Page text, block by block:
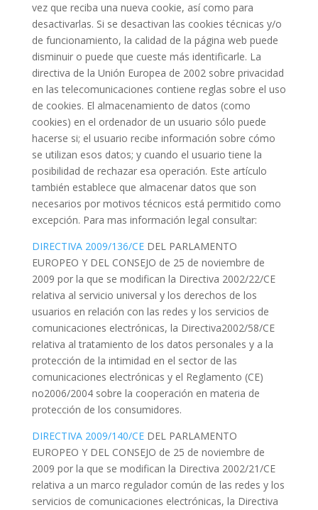
vez que reciba una nueva cookie, así como para
desactivarlas. Si se desactivan las cookies técnicas y/o
de funcionamiento, la calidad de la página web puede
disminuir o puede que cueste más identificarle. La
directiva de la Unión Europea de 2002 sobre privacidad
en las telecomunicaciones contiene reglas sobre el uso
de cookies. El almacenamiento de datos (como
cookies) en el ordenador de un usuario sólo puede
hacerse si; el usuario recibe información sobre cómo
se utilizan esos datos; y cuando el usuario tiene la
posibilidad de rechazar esa operación. Este artículo
también establece que almacenar datos que son
necesarios por motivos técnicos está permitido como
excepción. Para mas información legal consultar:
DIRECTIVA 2009/136/CE DEL PARLAMENTO
EUROPEO Y DEL CONSEJO de 25 de noviembre de
2009 por la que se modifican la Directiva 2002/22/CE
relativa al servicio universal y los derechos de los
usuarios en relación con las redes y los servicios de
comunicaciones electrónicas, la Directiva2002/58/CE
relativa al tratamiento de los datos personales y a la
protección de la intimidad en el sector de las
comunicaciones electrónicas y el Reglamento (CE)
no2006/2004 sobre la cooperación en materia de
protección de los consumidores.
DIRECTIVA 2009/140/CE DEL PARLAMENTO
EUROPEO Y DEL CONSEJO de 25 de noviembre de
2009 por la que se modifican la Directiva 2002/21/CE
relativa a un marco regulador común de las redes y los
servicios de comunicaciones electrónicas, la Directiva